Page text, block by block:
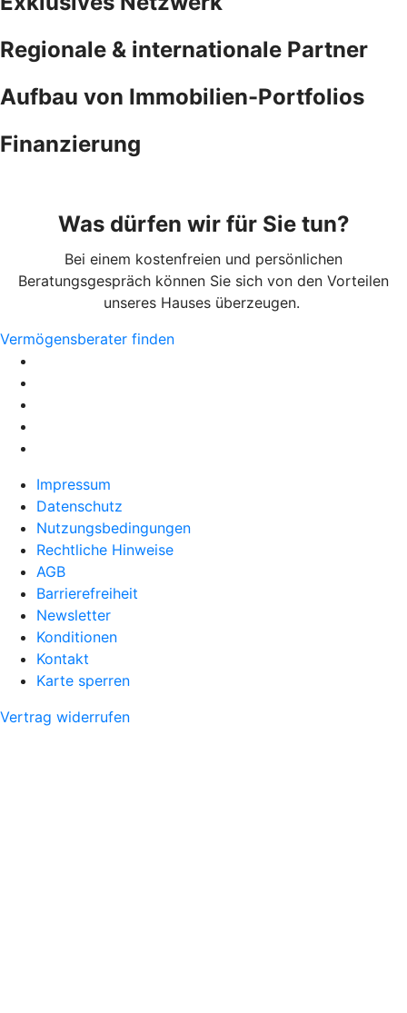
Regionale & internationale Partner
Aufbau von Immobilien-Portfolios
Finanzierung
Was dürfen wir für Sie tun?
Bei einem kostenfreien und persönlichen
Beratungsgespräch können Sie sich von den Vorteilen
unseres Hauses überzeugen.
Vermögensberater finden
Impressum
Datenschutz
Nutzungsbedingungen
Rechtliche Hinweise
AGB
Barrierefreiheit
Newsletter
Konditionen
Kontakt
Karte sperren
Vertrag widerrufen